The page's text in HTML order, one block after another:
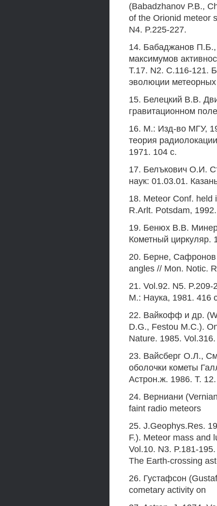
(Babadzhanov Р.В.,
of the Orionid meteor
N4. P.225-227.
14. Бабаджанов
максимумов
Т.17. N2. С.116-121.
эволюции
15. Белецкий В.В.
гравитационном
16. М.: Изд-во МГУ,
теория
1971. 104 с.
17. Белъкович О.И.
наук: 01.03.01.
18. Meteor Conf. held
R.Arlt. Potsdam,
19. Бенюх В.В.
Кометный циркуляр.
20. Берне, Сафронов
angles // Mon. Notic.
21. Vol.92. N5.
М.: Наука, 1981. 416
22. Вайкофф и др.
D.G., Festou M.C.).
Nature. 1985.
23. Вайсберг О.Л.,
оболочки кометы
Астрон.ж. 1986. Т.
24. Верниани
faint radio meteors
25. J.Geophys.Res.
F.). Meteor mass and
Vol.10. N3. P.181-
The Earth-crossing
26. Густафсон
cometary activity on